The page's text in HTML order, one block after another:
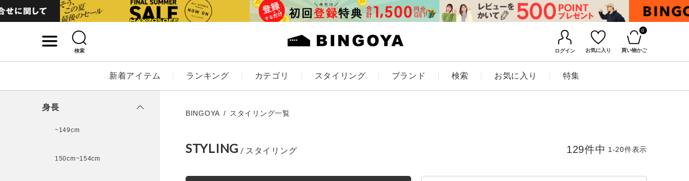
検索 ログイン お気に入り
0
買い物かご
新着アイテム ランキング カテゴリ スタイリング ブランド 検索 お気に入り 特集
キーワード
身長
~149cm
150cm~154cm
BINGOYA スタイリング一覧
STYLING 129件中 1-20件表示